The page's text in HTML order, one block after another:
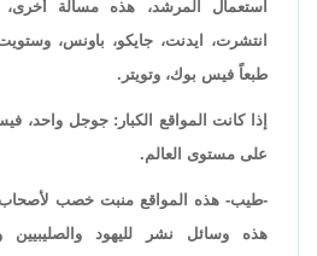
استعمال المرشد، هذه مسألة
انتشرت، ايدنت، جايكو، باونس،
طبعاً فيس بوك، وتويتر.
إذا كانت المواقع الكبار: جوجل واحد،
على مستوى العالم.
-طيب- هذه المواقع منبت خصب لأصحاب
هذه وسائل نشر لليهود والصليبيين